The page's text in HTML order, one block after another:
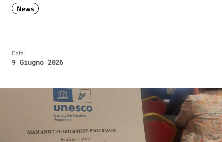
News
Data:
9 Giugno 2026